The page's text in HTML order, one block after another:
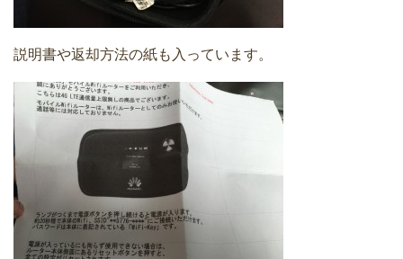
説明書や返却方法の紙も入っています。